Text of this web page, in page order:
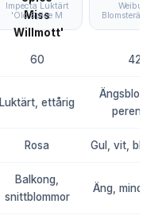
Impecta Luktärt
'Old Spice M
Weibulls
Blomsteräng
60 42
Luktärt, ettårig
perenner
Rosa Gul, vit,
Balkong,
snittblommor
Äng, mindre